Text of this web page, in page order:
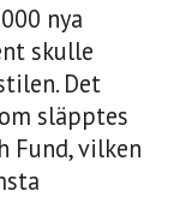
nya
skulle
Det
släpptes
Fund, vilken